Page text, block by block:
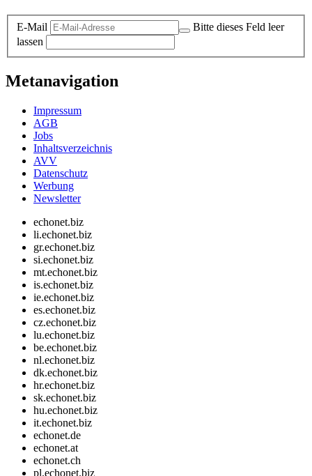
E-Mail
Bitte dieses Feld leer
lassen
Metanavigation
Impressum
AGB
Jobs
Inhaltsverzeichnis
AVV
Datenschutz
Werbung
Newsletter
echonet.biz
li.echonet.biz
gr.echonet.biz
si.echonet.biz
mt.echonet.biz
is.echonet.biz
ie.echonet.biz
es.echonet.biz
cz.echonet.biz
lu.echonet.biz
be.echonet.biz
nl.echonet.biz
dk.echonet.biz
hr.echonet.biz
sk.echonet.biz
hu.echonet.biz
it.echonet.biz
echonet.de
echonet.at
echonet.ch
pl.echonet.biz